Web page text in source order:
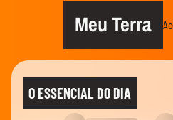
Meu Terra
O ESSENCIAL DO DIA